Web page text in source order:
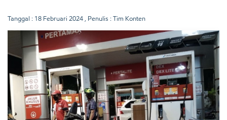
Tanggal : 18 Februari 2024 , Penulis : Tim Konten